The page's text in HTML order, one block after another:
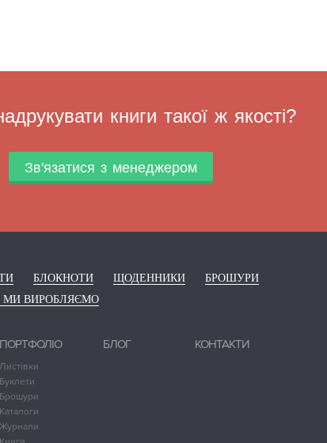
книги такої ж якості?
Зв'язатися з менеджером
БЛОКНОТИ ЩОДЕННИКИ
БРОШУРИ
МИ ВИРОБЛЯЄМО
ПОРТФОЛІО
Листівки
Буклети
Брошури
Каталоги
Журнали
БЛОГ КОНТАКТИ